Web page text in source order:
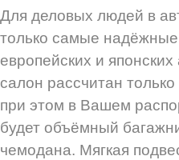
Для деловых людей в
только самые
европейских и
салон рассчитан
при этом в Вашем
будет объёмный
чемодана. Мягкая